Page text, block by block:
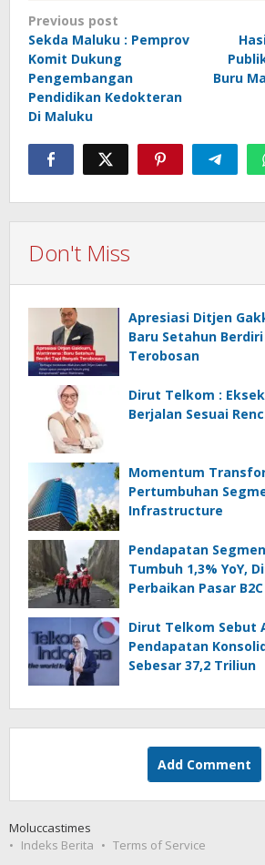
Post
navigation
Previous post
Sekda Maluku : Pemprov
Komit Dukung
Pengembangan
Pendidikan Kedokteran
Di Maluku
Buru
Don't Miss
Apresiasi Ditjen
Baru Setahun
Terobosan
Dirut Telkom :
Berjalan Sesuai
Momentum
Pertumbuhan
Infrastructure
Pendapatan
Tumbuh 1,3% YoY,
Perbaikan Pasar B2C
Dirut Telkom Sebut
Pendapatan
Sebesar 37,2 Triliun
Add Comment
Moluccastimes
Indeks Berita
Terms of Service